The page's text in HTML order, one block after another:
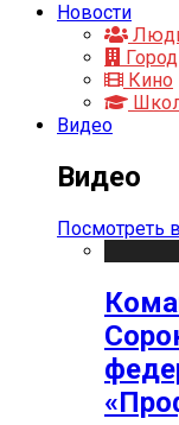
Новости
Город
Кино
Видео
Видео
Посмотреть